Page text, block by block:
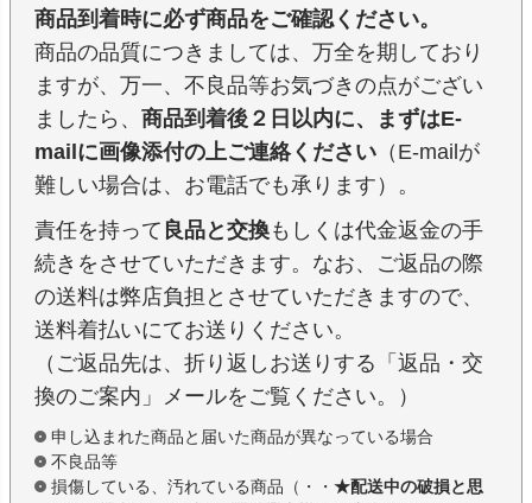
商品到着時に必ず商品をご確認ください。
商品の品質につきましては、万全を期しており
ますが、万一、不良品等お気づきの点がござい
ましたら、 商品到着後２日以内に、まずはE-
mailに画像添付の上ご連絡ください （E-mailが
難しい場合は、お電話でも承ります）。
責任を持って 良品と交換もしくは代金返金の手
続きをさせていただきます。なお、ご返品の際
の送料は弊店負担とさせていただきますので、
送料着払いにてお送りください。
（ご返品先は、折り返しお送りする「返品・交
換のご案内」メールをご覧ください。）
申し込まれた商品と届いた商品が異なっている場合
不良品等
損傷している、汚れている商品（・・ ★配送中の破損と思